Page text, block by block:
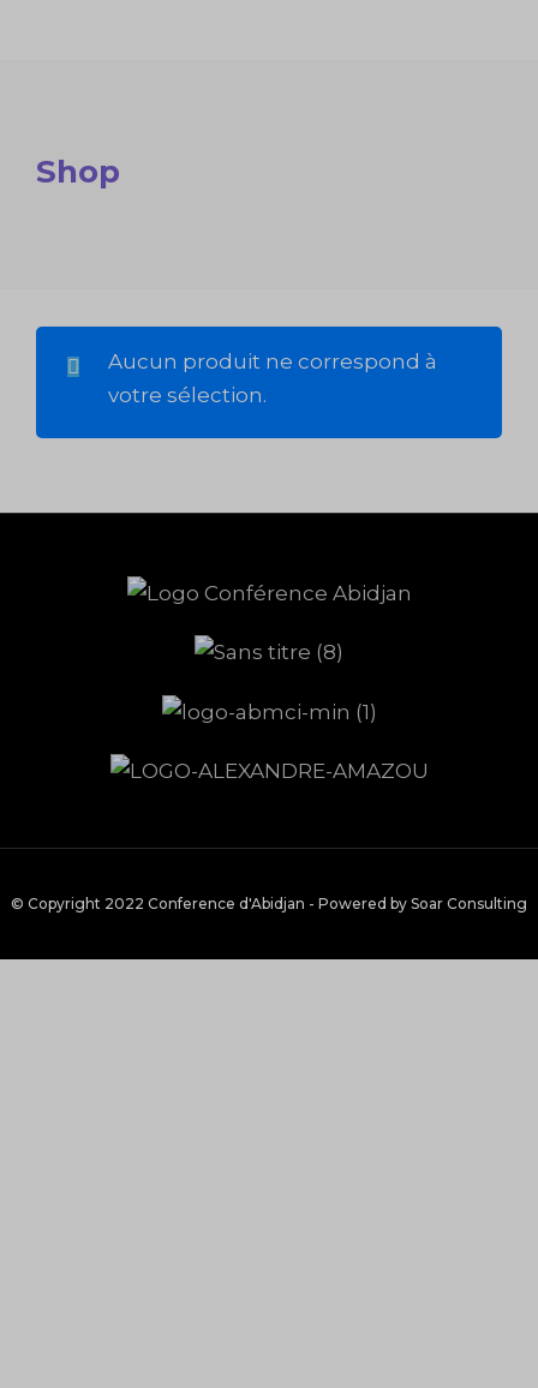
Shop
Aucun produit ne correspond à
votre sélection.
© Copyright 2022 Conference d'Abidjan - Powered by Soar Consulting